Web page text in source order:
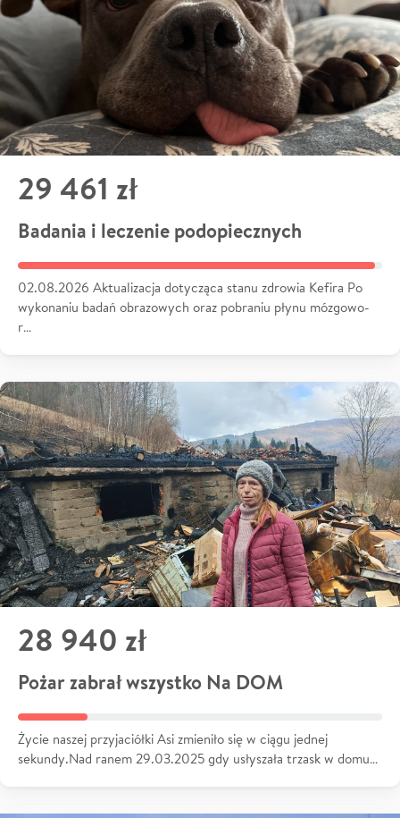
29 461 zł
Badania i leczenie podopiecznych
02.08.2026 Aktualizacja dotycząca stanu zdrowia Kefira Po
wykonaniu badań obrazowych oraz pobraniu płynu mózgowo-
r…
28 940 zł
Pożar zabrał wszystko Na DOM
Życie naszej przyjaciółki Asi zmieniło się w ciągu jednej
sekundy.Nad ranem 29.03.2025 gdy usłyszała trzask w domu…